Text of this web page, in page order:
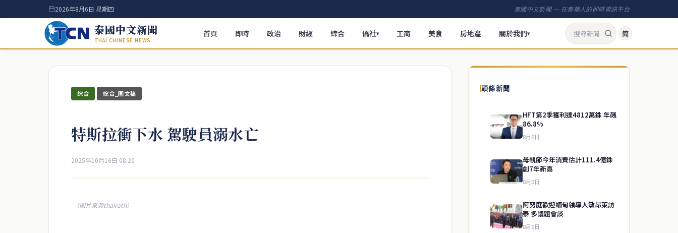
2026年8月6日 星期四 泰國中文新聞 — 在泰華人的即時資訊平台
泰國中文新聞
THAI CHINESE NEWS
首頁 即時 政治 財經 綜合 僑社▾ 工商 美食 房地產 關於我們▾ 简
綜合 綜合_圖文稿
特斯拉衝下水 駕駛員溺水亡
2025年10月16日 08:20
（圖片來源thairath）
頭條新聞
HFT第2季獲利達4812萬銖 年飆
86.8%
8月6日
母親節今年消費估計111.4億銖
創7年新高
8月6日
阿努庭歡迎緬甸領導人敏昂萊訪
泰 多議題會談
8月6日